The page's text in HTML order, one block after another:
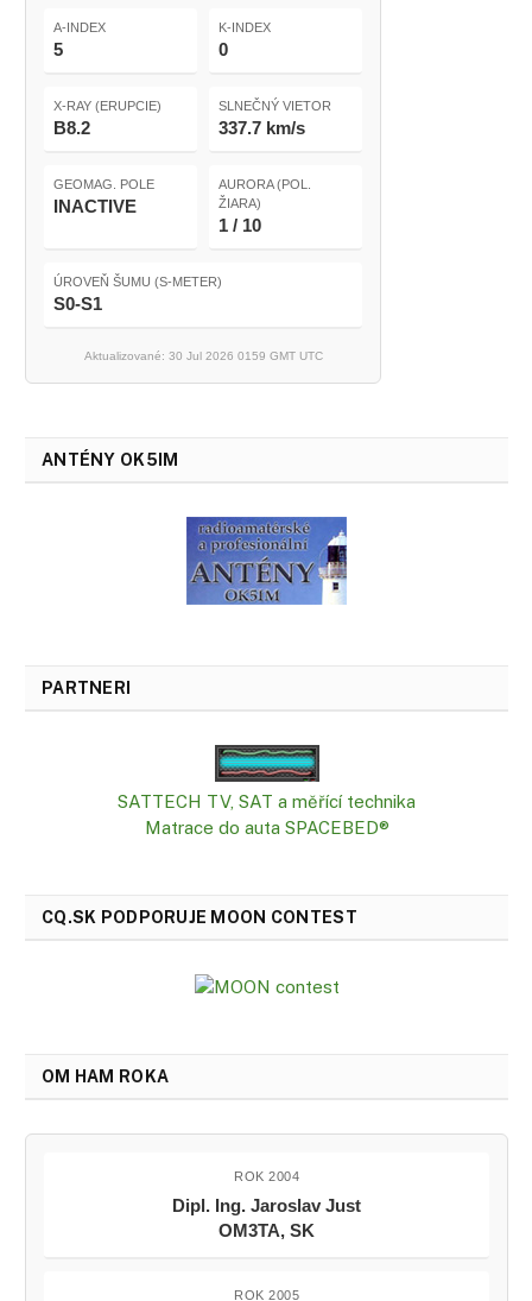
A-INDEX
5
K-INDEX
0
X-RAY (ERUPCIE)
B8.2
SLNEČNÝ VIETOR
337.7 km/s
GEOMAG. POLE
INACTIVE
AURORA (POL.
ŽIARA)
1 / 10
ÚROVEŇ ŠUMU (S-METER)
S0-S1
Aktualizované: 30 Jul 2026 0159 GMT UTC
ANTÉNY OK5IM
PARTNERI
SATTECH TV, SAT a měřící technika
Matrace do auta SPACEBED®
CQ.SK PODPORUJE MOON CONTEST
OM HAM ROKA
ROK 2004
Dipl. Ing. Jaroslav Just
OM3TA, SK
ROK 2005